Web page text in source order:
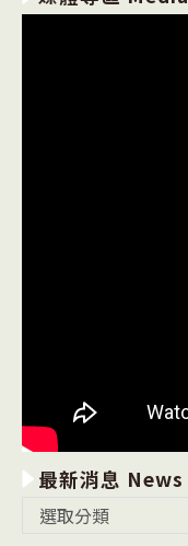
最新消息 News
選取分類